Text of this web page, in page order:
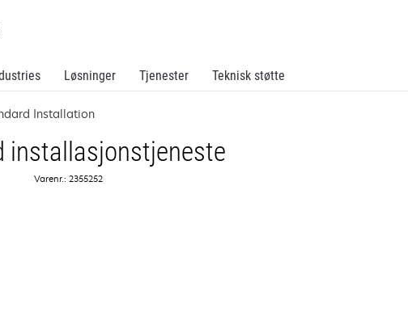
Løsninger Tjenester Teknisk støtte
Installation
installasjonstjeneste
Varenr.: 2355252